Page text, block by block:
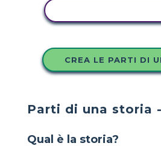
CREA LE PARTI DI
Parti di una storia
Qual è la storia?